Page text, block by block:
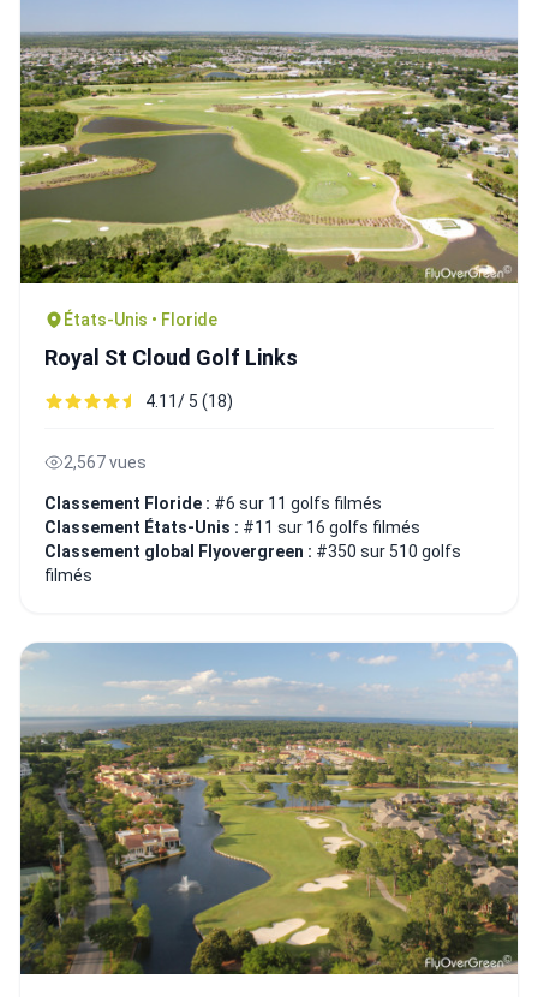
États-Unis • Floride
Royal St Cloud Golf Links
4.11/ 5 (18)
2,567 vues
Classement Floride : #6 sur 11 golfs filmés
Classement États-Unis : #11 sur 16 golfs filmés
Classement global Flyovergreen : #350 sur 510 golfs
filmés